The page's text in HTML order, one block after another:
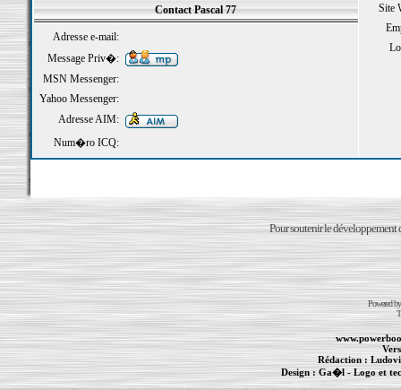
Site
Contact Pascal 77
Adresse e-mail:
Message Priv�:
MSN Messenger:
Yahoo Messenger:
Adresse AIM:
Num�ro ICQ:
Pour soutenir le développement
Powered
Rédaction :
Design : Ga�l- Logo et